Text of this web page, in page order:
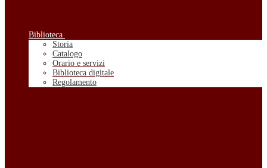
Biblioteca
Storia
Catalogo
Orario e servizi
Biblioteca digitale
Regolamento